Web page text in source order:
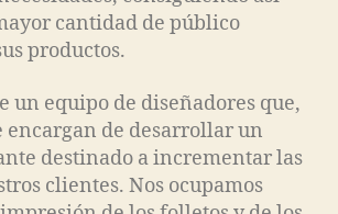
cantidad de público
productos.
un equipo de diseñadores que,
encargan de desarrollar un
destinado a incrementar las
clientes. Nos ocupamos